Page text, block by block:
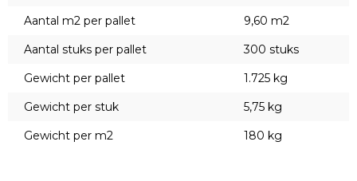
Aantal m2 per pallet
9,60 m2
Aantal stuks per pallet
300 stuks
Gewicht per pallet
1.725 kg
Gewicht per stuk
5,75 kg
Gewicht per m2
180 kg